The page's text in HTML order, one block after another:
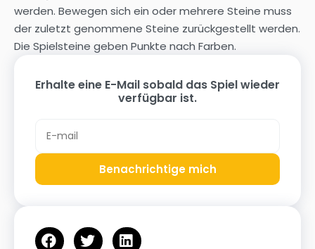
werden. Bewegen sich ein oder mehrere Steine muss
der zuletzt genommene Steine zurückgestellt werden.
Die Spielsteine geben Punkte nach Farben.
Erhalte eine E-Mail sobald das Spiel wieder
verfügbar ist.
Benachrichtige mich